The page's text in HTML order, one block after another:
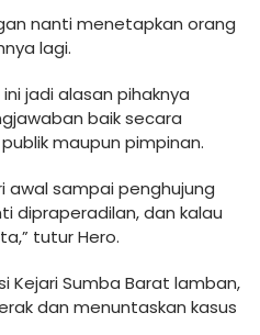
nanti menetapkan orang
lagi.
jadi alasan pihaknya
baik secara
maupun pimpinan.
awal sampai penghujung
dipraperadilan, dan kalau
tutur Hero.
Kejari Sumba Barat lamban,
dan menuntaskan kasus